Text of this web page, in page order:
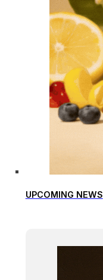
UPCOMING NEWS